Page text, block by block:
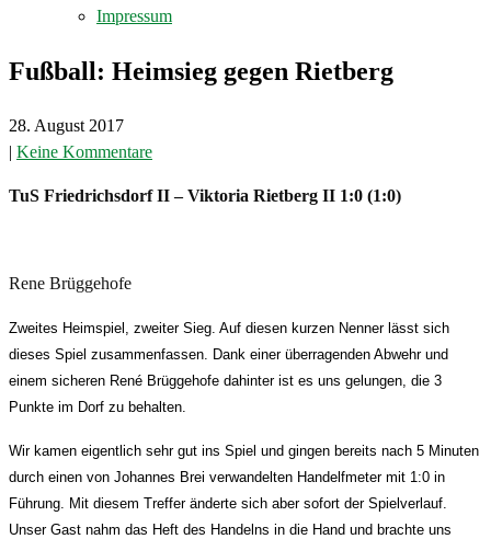
Impressum
Fußball: Heimsieg gegen Rietberg
28. August 2017
| Keine Kommentare
TuS Friedrichsdorf II – Viktoria Rietberg II 1:0 (1:0)
Rene Brüggehofe
Zweites Heimspiel, zweiter Sieg. Auf diesen kurzen Nenner lässt sich
dieses Spiel zusammenfassen. Dank einer überragenden Abwehr und
einem sicheren René Brüggehofe dahinter ist es uns gelungen, die 3
Punkte im Dorf zu behalten.
Wir kamen eigentlich sehr gut ins Spiel und gingen bereits nach 5 Minuten
durch einen von Johannes Brei verwandelten Handelfmeter mit 1:0 in
Führung. Mit diesem Treffer änderte sich aber sofort der Spielverlauf.
Unser Gast nahm das Heft des Handelns in die Hand und brachte uns